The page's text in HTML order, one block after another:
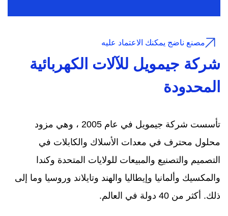
مصنع ناضج يمكنك الاعتماد عليه
شركة جيمويل للآلات الكهربائية
المحدودة
تأسست شركة جيمويل في عام 2005 ، وهي مزود
محلول محترف في معدات الأسلاك والكابلات في
التصميم والتصنيع والمبيعات للولايات المتحدة وكندا
والمكسيك وألمانيا وإيطاليا والهند وتايلاند وروسيا وما إلى
ذلك. أكثر من 40 دولة في العالم.